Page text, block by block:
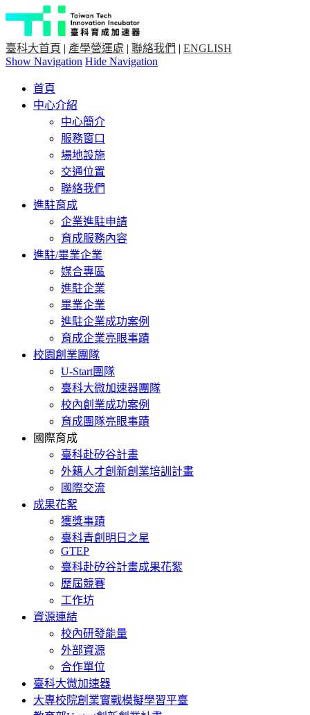
臺科大首頁 | 產學營運處 | 聯絡我們 | ENGLISH
Show Navigation Hide Navigation
首頁
中心介紹
中心簡介
服務窗口
場地設施
交通位置
聯絡我們
進駐育成
企業進駐申請
育成服務內容
進駐/畢業企業
媒合專區
進駐企業
畢業企業
進駐企業成功案例
育成企業亮眼事蹟
校園創業團隊
U-Start團隊
臺科大微加速器團隊
校內創業成功案例
育成團隊亮眼事蹟
國際育成
臺科赴矽谷計畫
外籍人才創新創業培訓計畫
國際交流
成果花絮
獲獎事蹟
臺科青創明日之星
GTEP
臺科赴矽谷計畫成果花絮
歷屆競賽
工作坊
資源連結
校內研發能量
外部資源
合作單位
臺科大微加速器
大專校院創業實戰模擬學習平臺